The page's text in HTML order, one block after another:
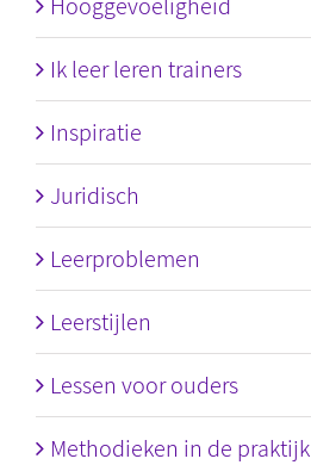
Ik leer leren trainers
Inspiratie
Juridisch
Leerproblemen
Leerstijlen
Lessen voor ouders
Methodieken in de praktijk